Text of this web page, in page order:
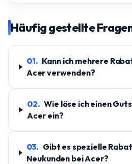
Häufig gestellte
01. Kann ich mehrere
Acer verwenden?
02. Wie löse ich einen
Acer ein?
03. Gibt es spezielle
Neukunden bei Acer?